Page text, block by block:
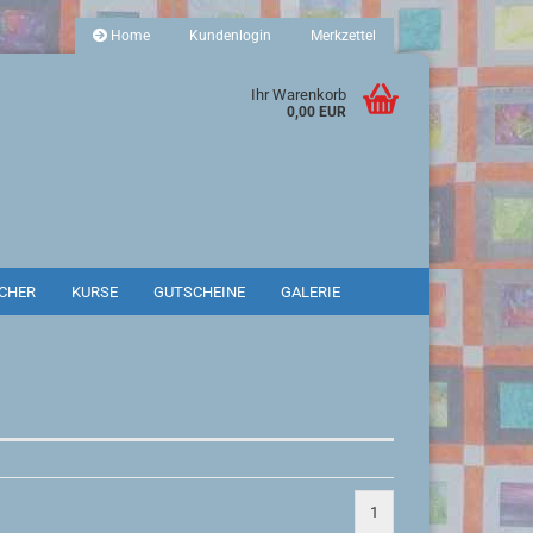
Home Kundenlogin Merkzettel
Ihr Warenkorb
0,00 EUR
KURSE GUTSCHEINE GALERIE
1